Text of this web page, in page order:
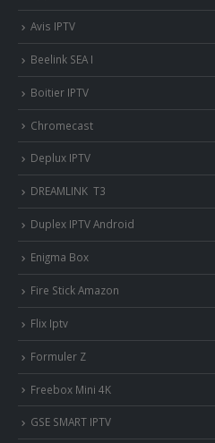
Avis IPTV
Beelink SEA I
Boitier IPTV
Chromecast
Deplux IPTV
DREAMLINK T3
Duplex IPTV Android
Enigma Box
Fire Stick Amazon
Flix Iptv
Formuler Z
Freebox Mini 4K
‎GSE SMART IPTV